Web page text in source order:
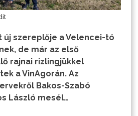
új szereplője a Velencei-tó
de már az első
rajnai rizlingjükkel
a VinAgorán. Az
Bakos-Szabó
László mesél…